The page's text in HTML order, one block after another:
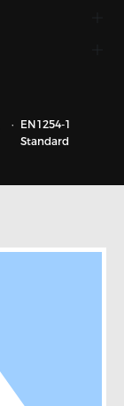
EN1254-1
Standard